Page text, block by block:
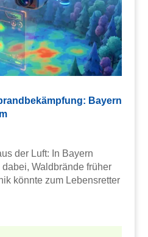
Bayern
der Luft: In Bayern
Waldbrände früher
könnte zum Lebensretter